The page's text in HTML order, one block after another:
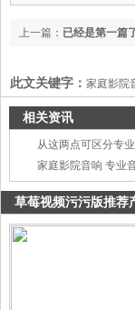
上一篇： 已经是第一篇
此文关键字： 家庭影院
相关资讯
家庭影院音响 专业
草莓视频污污版推荐